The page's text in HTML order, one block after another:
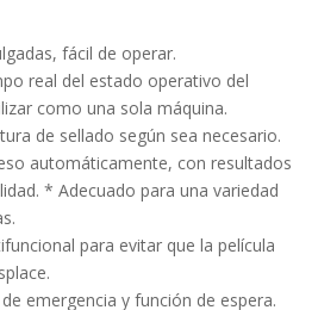
fácil de operar.
real del estado operativo del
como una sola máquina.
de sellado según sea necesario.
automáticamente, con resultados
* Adecuado para una variedad
para evitar que la película
emergencia y función de espera.